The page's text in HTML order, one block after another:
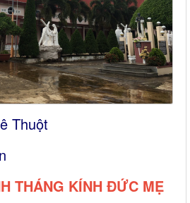
Thuột
Sơn
THÁNG KÍNH ĐỨC MẸ